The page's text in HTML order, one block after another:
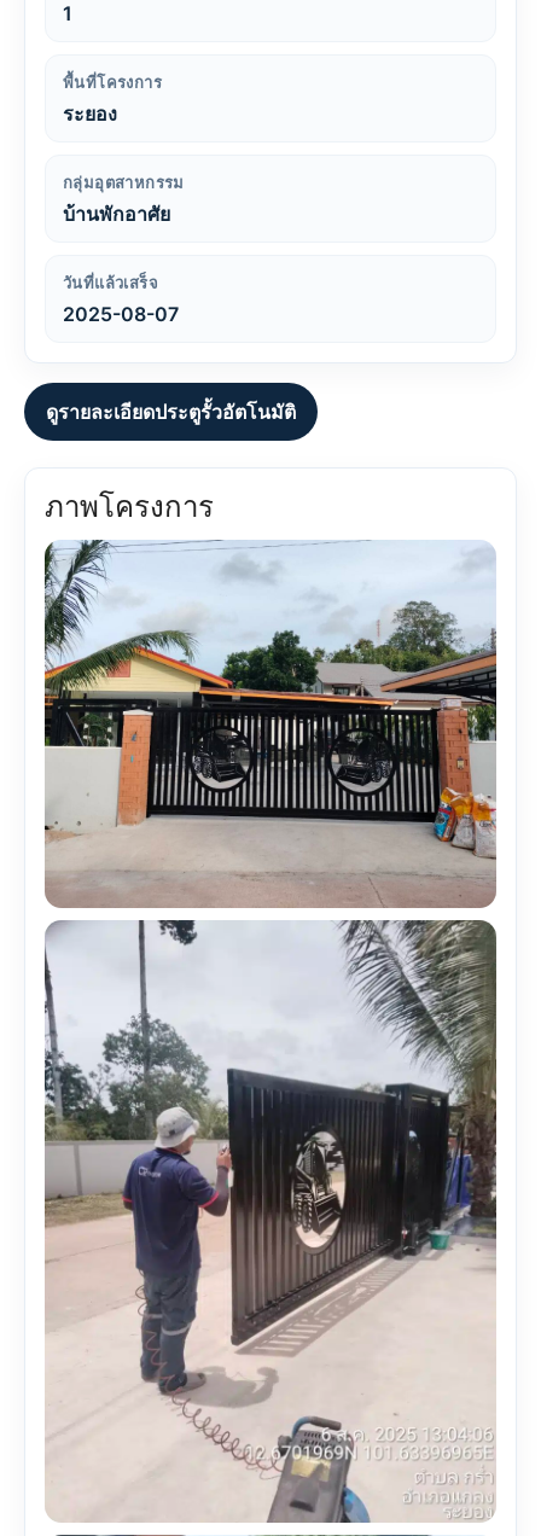
1
พื้นที่โครงการ
ระยอง
กลุ่มอุตสาหกรรม
บ้านพักอาศัย
วันที่แล้วเสร็จ
2025-08-07
ดูรายละเอียดประตูรั้วอัตโนมัติ
ภาพโครงการ